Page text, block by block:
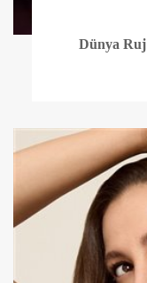
Dünya